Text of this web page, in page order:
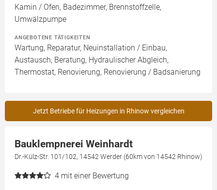
Kamin / Ofen, Badezimmer, Brennstoffzelle,
Umwälzpumpe
ANGEBOTENE TÄTIGKEITEN
Wartung, Reparatur, Neuinstallation / Einbau,
Austausch, Beratung, Hydraulischer Abgleich,
Thermostat, Renovierung, Renovierung / Badsanierung
Jetzt Betriebe für Heizungen in Rhinow vergleichen
Bauklempnerei Weinhardt
Dr.-Külz-Str. 101/102, 14542 Werder (60km von 14542 Rhinow)
4 mit einer Bewertung